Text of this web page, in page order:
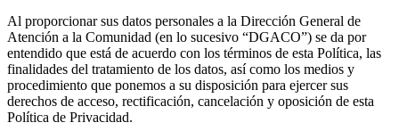
Al proporcionar sus datos personales a la Dirección General de
Atención a la Comunidad (en lo sucesivo “DGACO”) se da por
entendido que está de acuerdo con los términos de esta Política, las
finalidades del tratamiento de los datos, así como los medios y
procedimiento que ponemos a su disposición para ejercer sus
derechos de acceso, rectificación, cancelación y oposición de esta
Política de Privacidad.